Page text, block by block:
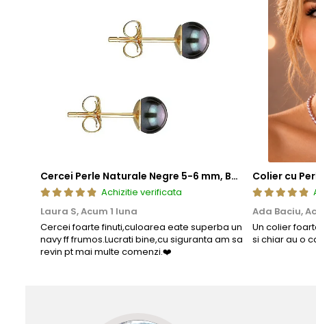
Cercei Perle Naturale Negre 5-6 mm, Buton AAA, Aur 14K (aur 585), Tip Șurub | KASKADDA®
Achizitie verificata
Laura S,Acum 1 luna
Cercei foarte finuti,culoarea eate superba un
navy ff frumos.Lucrati bine,cu siguranta am sa
revin pt mai multe comenzi.❤️
Ada Baciu,
Un colier
si chiar au o